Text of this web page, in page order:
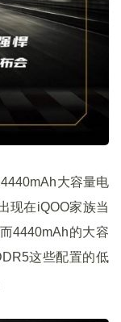
大容量电
现在iQOO家族当
4440mAh的大容
这些配置的低